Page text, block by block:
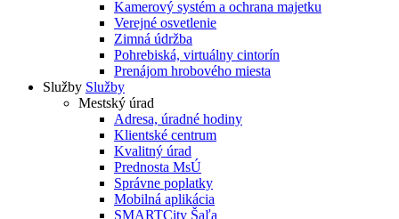
Kamerový systém a ochrana majetku
Verejné osvetlenie
Zimná údržba
Pohrebiská, virtuálny cintorín
Prenájom hrobového miesta
Služby Služby
Mestský úrad
Adresa, úradné hodiny
Klientské centrum
Kvalitný úrad
Prednosta MsÚ
Správne poplatky
Mobilná aplikácia
SMARTCity Šaľa